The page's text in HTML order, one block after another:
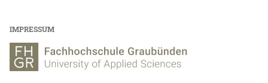
IMPRESSUM